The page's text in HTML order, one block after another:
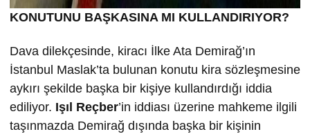
KONUTUNU BAŞKASINA MI KULLANDIRIYOR?
Dava dilekçesinde, kiracı İlke Ata Demirağ’ın
İstanbul Maslak’ta bulunan konutu kira sözleşmesine
aykırı şekilde başka bir kişiye kullandırdığı iddia
ediliyor. Işıl Reçber’in iddiası üzerine mahkeme ilgili
taşınmazda Demirağ dışında başka bir kişinin